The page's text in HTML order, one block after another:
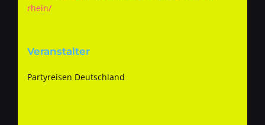
rhein/
Veranstalter
Partyreisen Deutschland